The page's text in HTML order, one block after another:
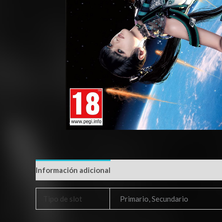
Información adicional
Tipo de slot Primario, Secundario